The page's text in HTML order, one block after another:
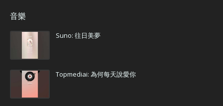
音樂
Suno: 往日美夢
Topmediai: 為何每天說愛你